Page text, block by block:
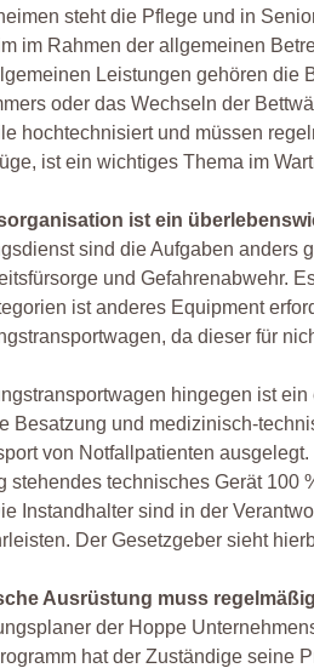
steht die Pflege und in
im Rahmen der allgemeinen
Leistungen gehören die
oder das Wechseln der
hochtechnisiert und müssen
ist ein wichtiges Thema im
ist ein
sind die Aufgaben
und Gefahrenabwehr.
ist anderes Equipment
da dieser für
hingegen ist
Besatzung und medizinisch-
von Notfallpatienten
stehendes technisches Gerät 100
Instandhalter sind in der
Der Gesetzgeber sieht
Ausrüstung muss
der Hoppe
hat der Zuständige seine